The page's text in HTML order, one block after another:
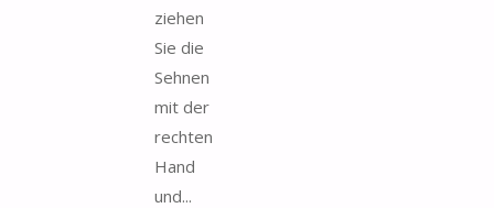
ziehen
Sie die
Sehnen
mit der
rechten
Hand
und...